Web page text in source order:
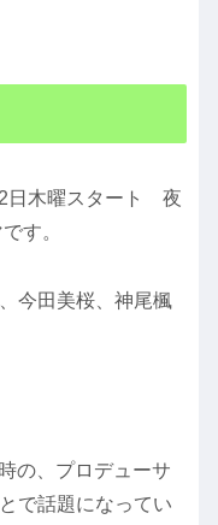
日木曜スタート 夜
す。
今田美桜、神尾楓
の、プロデューサ
で話題になってい